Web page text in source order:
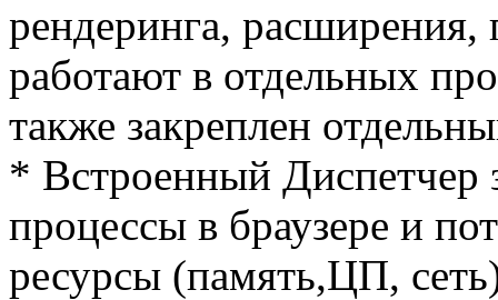
рендеринга,
работают в отдельных
также закреплен
* Встроенный Диспетчер
процессы в браузере и
ресурсы (память,ЦП,